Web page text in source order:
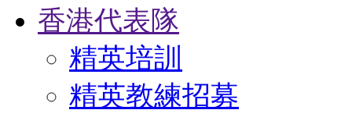
香港代表隊
精英培訓
精英教練招募